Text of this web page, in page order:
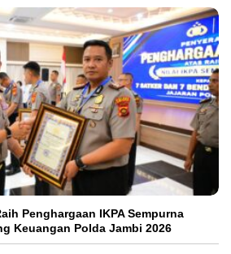
Penghargaan IKPA Sempurna
Keuangan Polda Jambi 2026